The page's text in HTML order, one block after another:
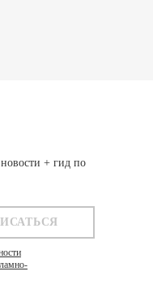
+ гид по